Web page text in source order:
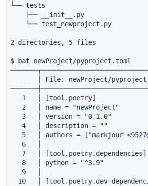
└── tests
    ├── __init__.py
    └── test_newproject.py
2 directories, 5 files
$ bat newProject/pyproject.toml
│ File: newProject/
   1   │ [tool.poetry]
   2   │ name =
"newProject"
   3   │ version =
"0.1.0"
   4   │ description =
""
   5   │ authors = [
"markjour
   6   │
   7   │ [tool.poetry.dependencies]
   8   │ python =
"^3.9"
   9   │
10   │ [tool.poetry.dev-